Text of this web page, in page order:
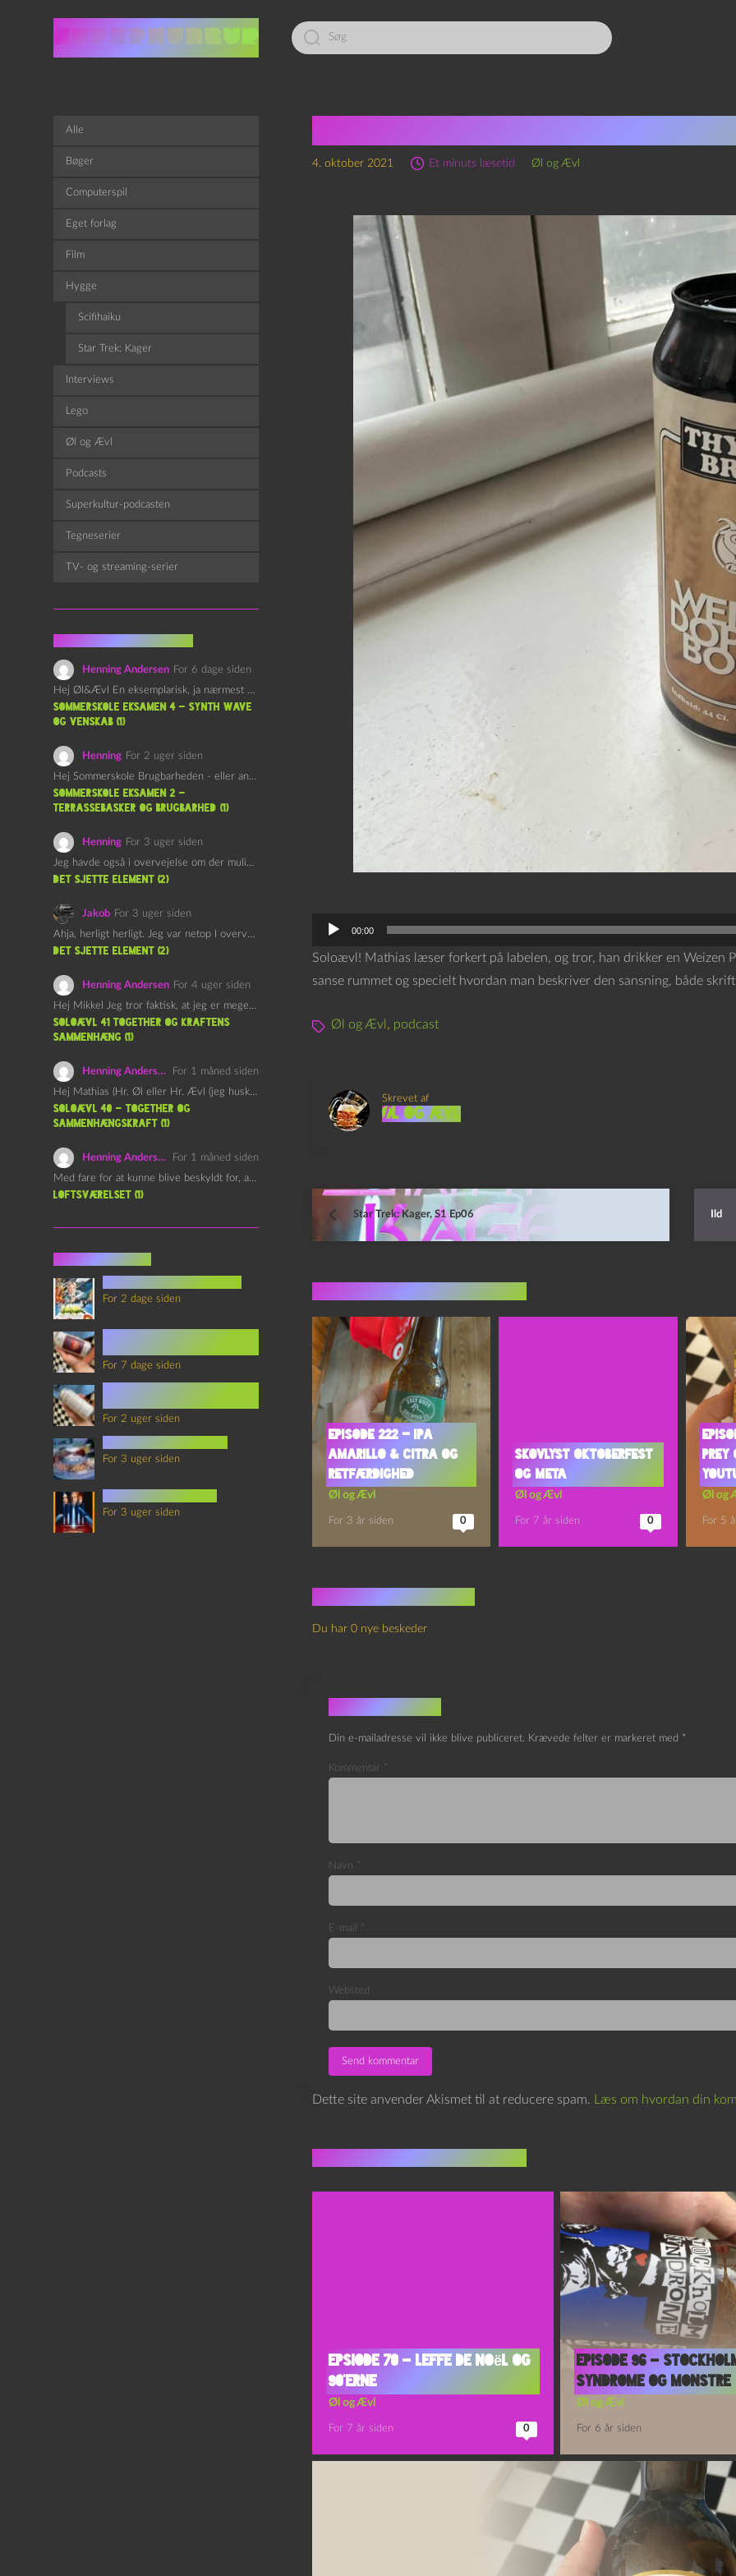
Led
efter:
4. oktober 2021 Et minuts læsetid Øl og Ævl
00:00
Soloævl! Mathias læser forkert på labelen, og tror, han drikker en Weizen
sanse rummet og specielt hvordan man beskriver den sansning, både
Øl og Ævl , podcast
Skrevet af
Øl og Ævl
Star Trek: Kager, S1 Ep06 Ild
Episode 222 – IPA
Amarillo & Citra og
Retfærdighed
Øl og Ævl
For 3 år siden 0
Skovlyst Oktoberfest
og Meta
Øl og Ævl
For 7 år siden 0
Prey
Øl og
For 5
Du har 0 nye beskeder
Skriv et svar
Din e-mailadresse vil ikke blive publiceret. Krævede felter er markeret med *
Kommentar *
Navn *
E-mail *
Websted
Dette site anvender Akismet til at reducere spam. Læs om hvordan din
Epsiode 70 – Leffe de Noël og
90’erne
Øl og Ævl
For 7 år siden 0
Episode 96 –
Syndrome og Monstre
Øl og Ævl
For 6 år siden
Alle
Bøger
Computerspil
Eget forlag
Film
Hygge
Scifihaiku
Star Trek: Kager
Interviews
Lego
Øl og Ævl
Podcasts
Superkultur-podcasten
Tegneserier
TV- og streaming-serier
Henning Andersen For 6 dage siden
Hej Øl&Ævl En eksemplarisk, ja nærmest yndefuld, afslutning på SOMMERSKOLEN.…
Sommerskole Eksamen 4 – Synth Wave
og Venskab (1)
Henning For 2 uger siden
Hej Sommerskole Brugbarheden - eller anvendeligheden - af "Øl&Ævl" er…
Sommerskole Eksamen 2 –
Terrassebasker og Brugbarhed (1)
Henning For 3 uger siden
Jeg havde også i overvejelse om der muligvis kunne være…
det sjette element (2)
Jakob For 3 uger siden
Ahja, herligt herligt. Jeg var netop I overvejelser om at…
det sjette element (2)
Henning Andersen For 4 uger siden
Hej Mikkel Jeg tror faktisk, at jeg er meget enig…
Soloævl 41 Together og Kraftens
Sammenhæng (1)
Henning Andersen
For 1 måned siden
Hej Mathias (Hr. Øl eller Hr. Ævl (jeg husker ikke…
Soloævl 40 – Together og
sammenhængskraft (1)
Henning Andersen
For 1 måned siden
Med fare for at kunne blive beskyldt for, at være…
Loftsværelset (1)
For 2 dage siden
For 7 dage siden
For 2 uger siden
For 3 uger siden
For 3 uger siden